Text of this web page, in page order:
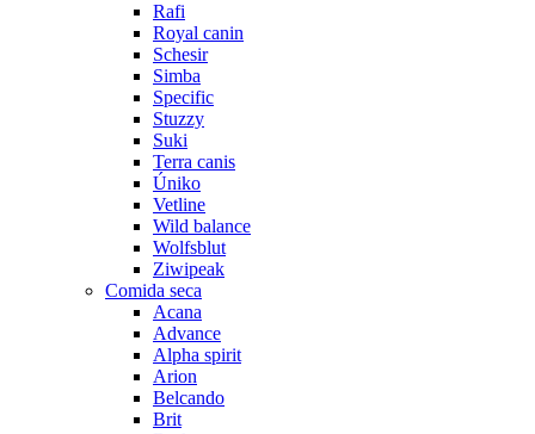
Rafi
Royal canin
Schesir
Simba
Specific
Stuzzy
Suki
Terra canis
Úniko
Vetline
Wild balance
Wolfsblut
Ziwipeak
Comida seca
Acana
Advance
Alpha spirit
Arion
Belcando
Brit